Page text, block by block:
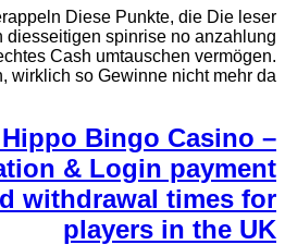
Diese Punkte, die Die leser
diesseitigen spinrise no anzahlung
Cash umtauschen vermögen.
so Gewinne nicht mehr da...
Bingo Casino –
& Login payment
withdrawal times for
players in the UK